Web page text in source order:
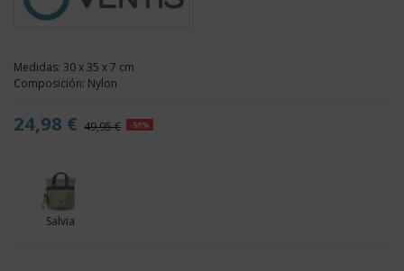
Medidas: 30 x 35 x 7 cm
Composición: Nylon
24,98 € 49,95 € -50%
Salvia